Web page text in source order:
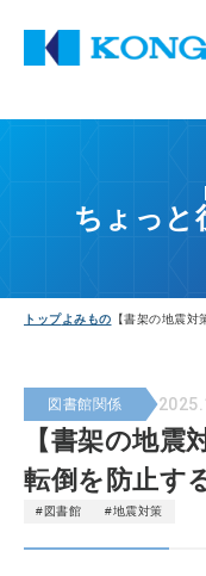
ちょっと
トップよみもの 【書架の地震
図書館関係
【書架の地震
転倒を防止す
#図書館 #地震対策